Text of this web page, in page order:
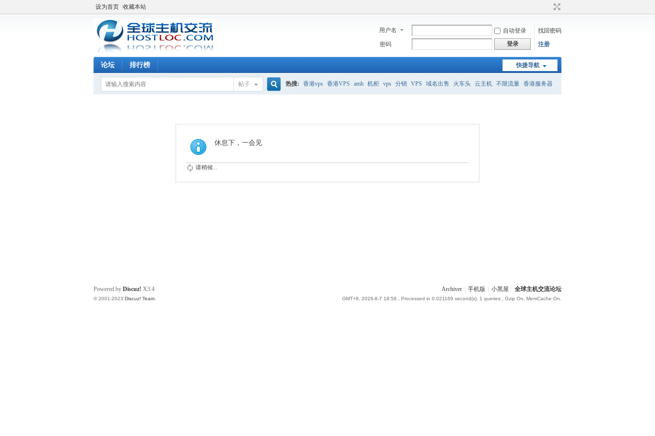
设为首页 收藏本站
用户名 自动登录
找回密码
密码
登录 注册
快捷导航
论坛 排行榜
帖子 热搜: 香港vps 香港VPS amh 机柜 vps 分销 VPS 域名出售 火车头 云主机 不限流量 香港服务器
休息下，一会见
请稍候...
Archiver 手机版 小黑屋 全球主机交流论坛
GMT+8, 2026-8-7 18:58 , Processed in 0.021169 second(s), 1 queries , Gzip On, MemCache On.
Powered by Discuz! X3.4
© 2001-2023 Discuz! Team